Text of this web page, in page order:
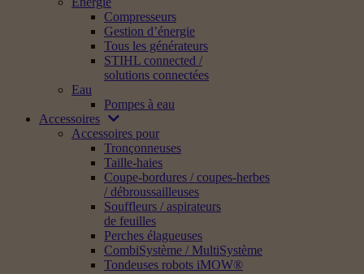
Compresseurs
Gestion d’énergie
Tous les générateurs
STIHL connected /
solutions connectées
Eau
Pompes à eau
Accessoires
Accessoires pour
Tronçonneuses
Taille-haies
Coupe-bordures / coupes-herbes
/ débroussailleuses
Souffleurs / aspirateurs
de feuilles
Perches élagueuses
CombiSystème / MultiSystème
Tondeuses robots iMOW®